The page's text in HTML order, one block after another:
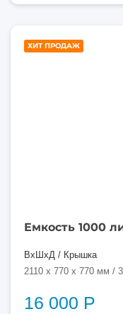
ХИТ ПРОДАЖ
Емкость 1000
ВхШхД / Крышка
2110 x 770 x 770 мм /
16 000 Р